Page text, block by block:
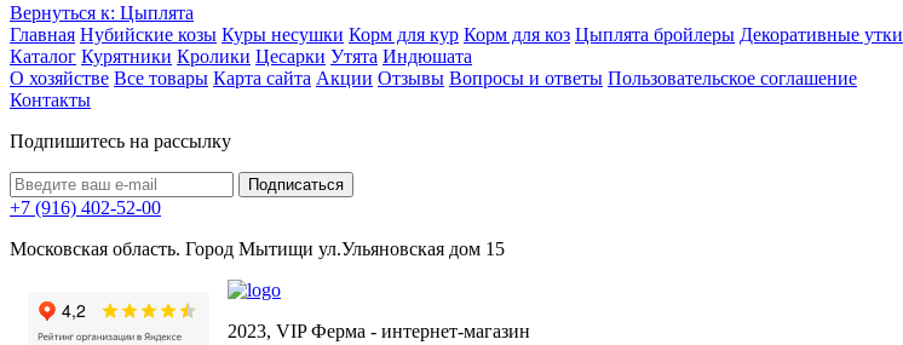
Вернуться к: Цыплята
Главная Нубийские козы Куры несушки Корм для кур Корм для коз Цыплята бройлеры Декоративные утки
Каталог Курятники Кролики Цесарки Утята Индюшата
О хозяйстве Все товары Карта сайта Акции Отзывы Вопросы и ответы Пользовательское соглашение
Контакты
Подпишитесь на рассылку
+7 (916) 402-52-00
Московская область. Город Мытищи ул.Ульяновская дом 15
2023, VIP Ферма - интернет-магазин